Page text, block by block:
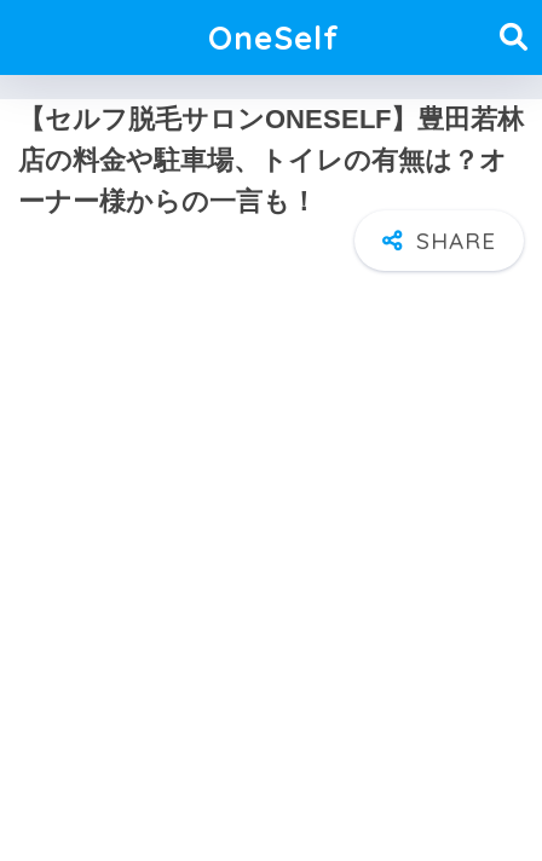
OneSelf
【セルフ脱毛サロンONESELF】豊田若林
店の料金や駐車場、トイレの有無は？オ
ーナー様からの一言も！